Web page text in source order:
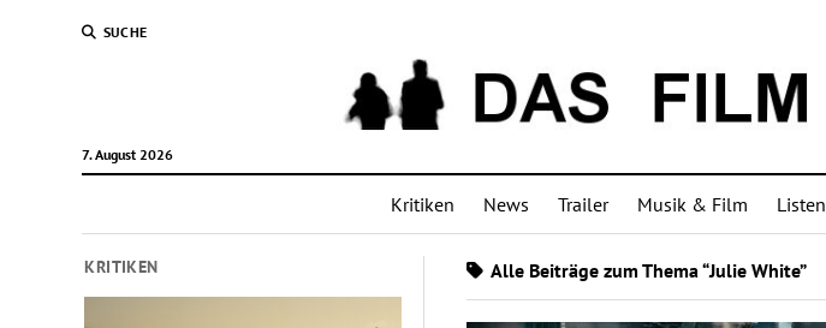
SUCHE
7. August 2026
Kritiken News Trailer Musik & Film Listen
KRITIKEN Alle Beiträge zum Thema “Julie White”